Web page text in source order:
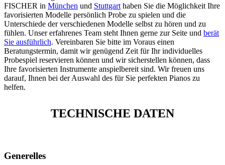
FISCHER in München und Stuttgart haben Sie die Möglichkeit Ihre
favorisierten Modelle persönlich Probe zu spielen und die
Unterschiede der verschiedenen Modelle selbst zu hören und zu
fühlen. Unser erfahrenes Team steht Ihnen gerne zur Seite und berät
Sie ausführlich. Vereinbaren Sie bitte im Voraus einen
Beratungstermin, damit wir genügend Zeit für Ihr individuelles
Probespiel reservieren können und wir sicherstellen können, dass
Ihre favorisierten Instrumente anspielbereit sind. Wir freuen uns
darauf, Ihnen bei der Auswahl des für Sie perfekten Pianos zu
helfen.
TECHNISCHE DATEN
Generelles